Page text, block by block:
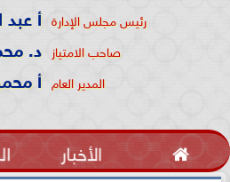
رئيس مجلس الإدارة أ
صاحب الامتياز د.
المدير العام أ
 الأخبار